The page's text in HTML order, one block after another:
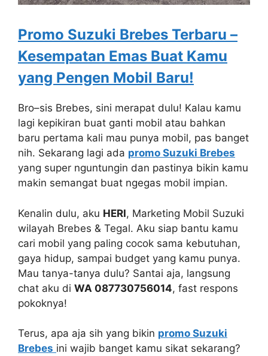
Promo Suzuki Brebes Terbaru –
Kesempatan Emas Buat Kamu
yang Pengen Mobil Baru!
Bro–sis Brebes, sini merapat dulu! Kalau kamu
lagi kepikiran buat ganti mobil atau bahkan
baru pertama kali mau punya mobil, pas banget
nih. Sekarang lagi ada promo Suzuki Brebes
yang super nguntungin dan pastinya bikin kamu
makin semangat buat ngegas mobil impian.
Kenalin dulu, aku HERI, Marketing Mobil Suzuki
wilayah Brebes & Tegal. Aku siap bantu kamu
cari mobil yang paling cocok sama kebutuhan,
gaya hidup, sampai budget yang kamu punya.
Mau tanya-tanya dulu? Santai aja, langsung
chat aku di WA 087730756014, fast respons
pokoknya!
Terus, apa aja sih yang bikin promo Suzuki
Brebes ini wajib banget kamu sikat sekarang?